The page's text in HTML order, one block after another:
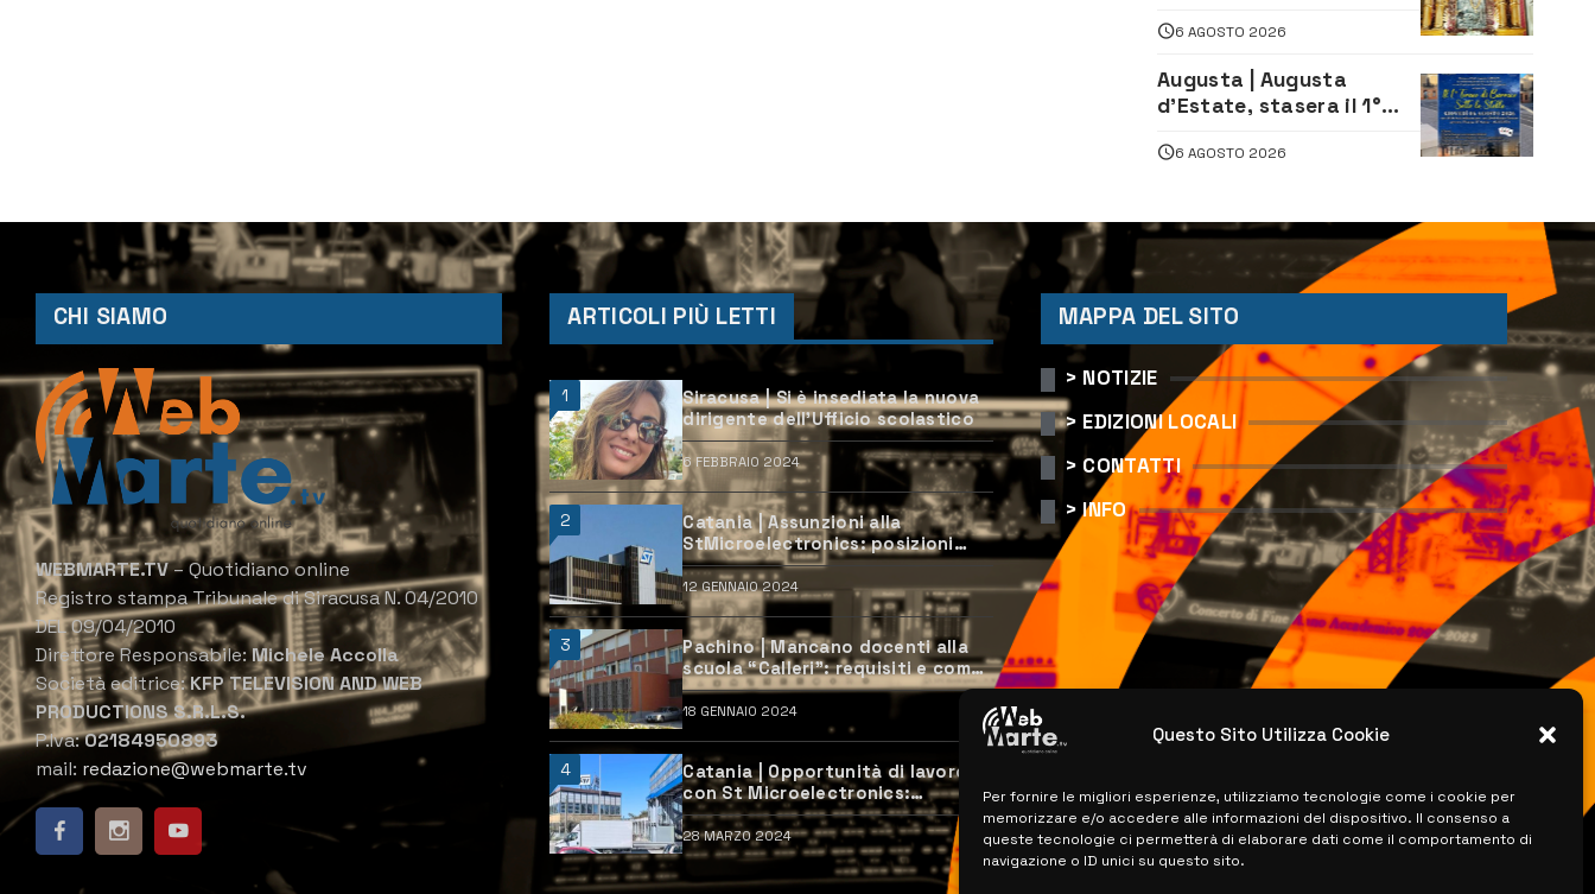
Questo Sito Utilizza Cookie
Per fornire le migliori esperienze, utilizziamo tecnologie come i cookie per
memorizzare e/o accedere alle informazioni del dispositivo. Il consenso a
queste tecnologie ci permetterà di elaborare dati come il comportamento di
navigazione o ID unici su questo sito.
della Neve tra fede e
tradizione
6 AGOSTO 2026
Augusta | Augusta
d’Estate, stasera il 1°
le Stelle: piazza
6 AGOSTO 2026
CHI SIAMO
WEBMARTE.TV– Quotidiano online
Registro stampa Tribunale di Siracusa N. 04/2010
DEL 09/04/2010
Direttore Responsabile:Michele Accolla
Società editrice:KFP TELEVISION AND WEB
PRODUCTIONS S.R.L.S.
P.Iva:02184950893
mail: redazione@webmarte.tv
ARTICOLI PIÙ LETTI
1
Siracusa | Si è insediata la nuova
dirigente dell’Ufficio scolastico
6 FEBBRAIO 2024
2
Catania | Assunzioni alla
StMicroelectronics: posizioni
aperte e come candidarsi
12 GENNAIO 2024
3
Pachino | Mancano docenti alla
scuola “Calleri”: requisiti e come
candidarsi
18 GENNAIO 2024
4
Catania | Opportunità di lavoro
con St Microelectronics:
centinaia di assunzioni previste
28 MARZO 2024
MAPPA DEL SITO
> NOTIZIE
> EDIZIONI LOCALI
> CONTATTI
> INFO